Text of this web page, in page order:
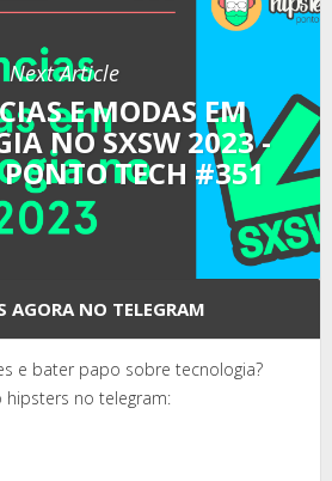
Next Article
E MODAS EM
NO SXSW 2023 -
TECH #351
AGORA NO TELEGRAM
e bater papo sobre tecnologia?
hipsters no telegram: